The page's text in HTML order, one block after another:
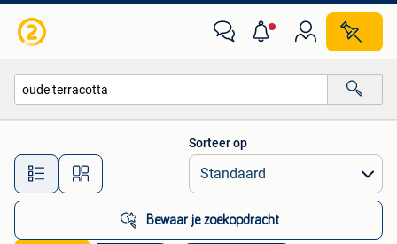
Alle afstanden…
Sorteer op
Bewaar je zoekopdracht